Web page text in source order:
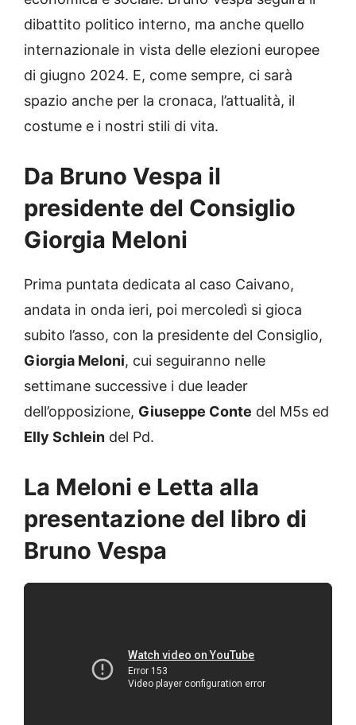
dibattito politico interno, ma anche quello
internazionale in vista delle elezioni europee
di giugno 2024. E, come sempre, ci sarà
spazio anche per la cronaca, l’attualità, il
costume e i nostri stili di vita.
Da Bruno Vespa il
presidente del Consiglio
Giorgia Meloni
Prima puntata dedicata al caso Caivano,
andata in onda ieri, poi mercoledì si gioca
subito l’asso, con la presidente del Consiglio,
Giorgia Meloni, cui seguiranno nelle
settimane successive i due leader
dell’opposizione, Giuseppe Conte del M5s ed
Elly Schlein del Pd.
La Meloni e Letta alla
presentazione del libro di
Bruno Vespa